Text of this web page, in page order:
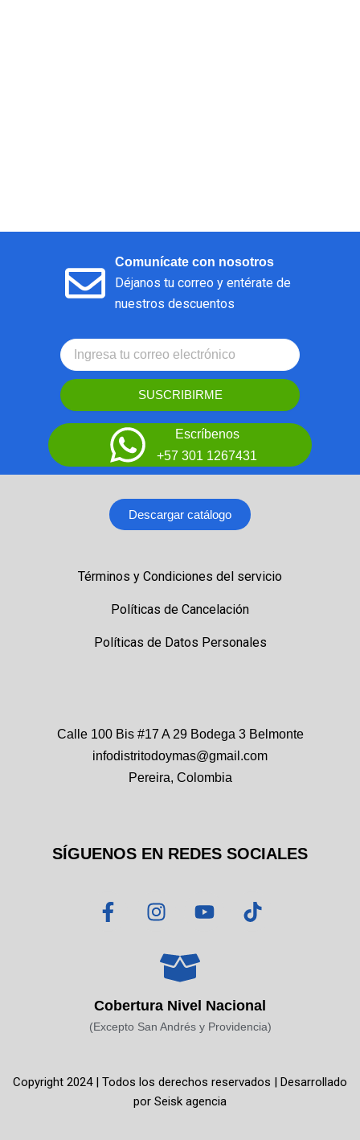
Comunícate con nosotros
Déjanos tu correo y entérate de
nuestros descuentos
SUSCRIBIRME
Escríbenos
+57 301 1267431
Descargar catálogo
Términos y Condiciones del servicio
Políticas de Cancelación
Políticas de Datos Personales
Calle 100 Bis #17 A 29 Bodega 3 Belmonte
infodistritodoymas@gmail.com
Pereira, Colombia
SÍGUENOS EN REDES SOCIALES
F
a
o
o
f
I
n
t
a
g
r
Y
o
b
e
T
i
k
Cobertura Nivel Nacional
(Excepto San Andrés y Providencia)
Copyright 2024 | Todos los derechos reservados | Desarrollado
por Seisk agencia